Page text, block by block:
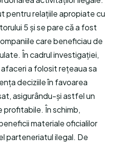
pentru relațiile apropiate cu
5 și se pare că a fost
care beneficiau de
În cadrul investigației,
a folosit rețeaua sa
deciziile în favoarea
asigurându-și astfel un
În schimb,
materiale oficialilor
parteneriatul ilegal. De